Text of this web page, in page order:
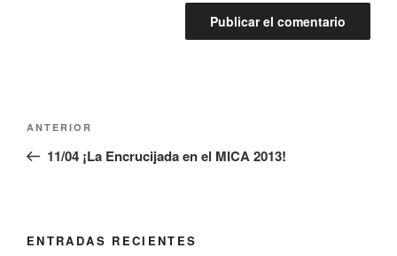
entradas
Entrada
anterior:
ANTERIOR
11/04 ¡La Encrucijada en el MICA 2013!
ENTRADAS RECIENTES